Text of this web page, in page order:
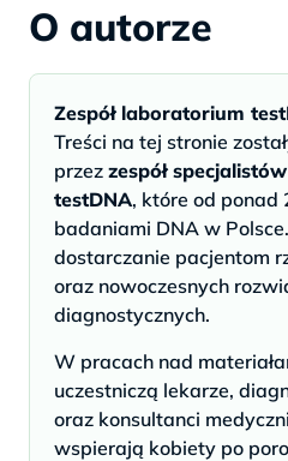
O autorze
Zespół laboratorium
Treści na tej stronie
przez zespół
testDNA, które od ponad
badaniami DNA w
dostarczanie pacjentom
oraz nowoczesnych
diagnostycznych.
W pracach nad
uczestniczą lekarze,
oraz konsultanci
wspierają kobiety po